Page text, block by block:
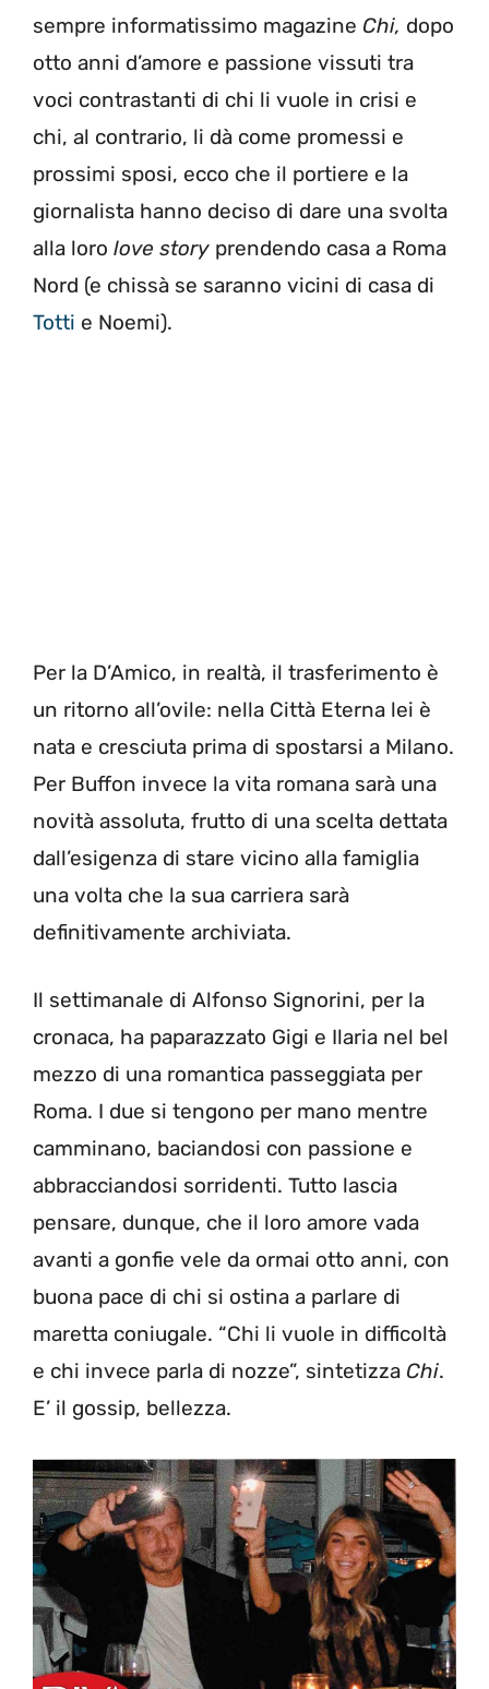
sempre informatissimo magazine Chi, dopo
otto anni d’amore e passione vissuti tra
voci contrastanti di chi li vuole in crisi e
chi, al contrario, li dà come promessi e
prossimi sposi, ecco che il portiere e la
giornalista hanno deciso di dare una svolta
alla loro love story prendendo casa a Roma
Nord (e chissà se saranno vicini di casa di
Totti e Noemi).
Per la D’Amico, in realtà, il trasferimento è
un ritorno all’ovile: nella Città Eterna lei è
nata e cresciuta prima di spostarsi a Milano.
Per Buffon invece la vita romana sarà una
novità assoluta, frutto di una scelta dettata
dall’esigenza di stare vicino alla famiglia
una volta che la sua carriera sarà
definitivamente archiviata.
Il settimanale di Alfonso Signorini, per la
cronaca, ha paparazzato Gigi e Ilaria nel bel
mezzo di una romantica passeggiata per
Roma. I due si tengono per mano mentre
camminano, baciandosi con passione e
abbracciandosi sorridenti. Tutto lascia
pensare, dunque, che il loro amore vada
avanti a gonfie vele da ormai otto anni, con
buona pace di chi si ostina a parlare di
maretta coniugale. “Chi li vuole in difficoltà
e chi invece parla di nozze”, sintetizza Chi.
E’ il gossip, bellezza.